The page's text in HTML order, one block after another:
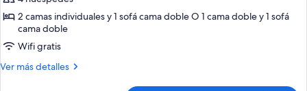
doble,
vistas
a
la
2 camas individuales y 1 sofá cama doble O 1 cama doble y 1 sofá
cama doble
Wifi gratis
Ver más detalles
Más